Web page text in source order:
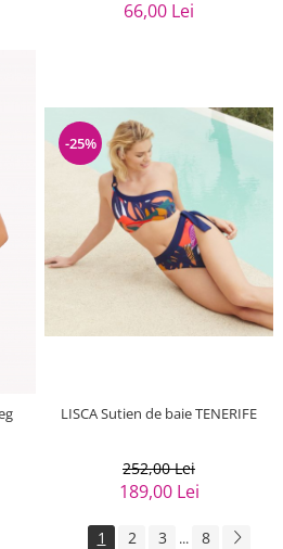
66,00 Lei
-25%
LISCA Sutien de baie TENERIFE
252,00 Lei
189,00 Lei
1 2 3 ... 8